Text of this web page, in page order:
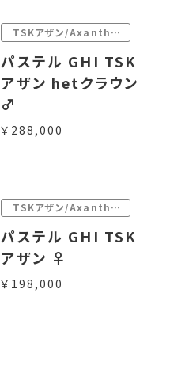
TSKアザン/Axanthic
パステル GHI TSK
アザン hetクラウン
♂
￥288,000
TSKアザン/Axanthic
パステル GHI TSK
アザン ♀
￥198,000